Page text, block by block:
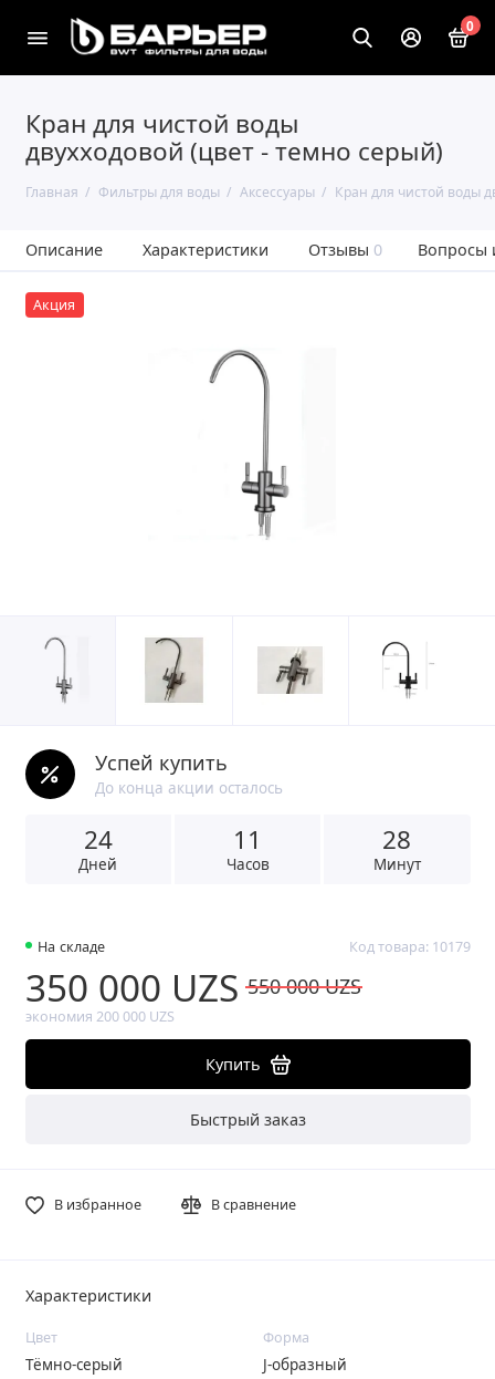
0
Кран для чистой воды
двухходовой (цвет - темно серый)
Главная Фильтры для воды Аксессуары Кран для чистой воды
Описание Характеристики Отзывы 0 Вопросы
Акция
Успей купить
До конца акции осталось
24
Дней
1 1
Часов
28
Минут
На складе Код товара: 10179
350 000 UZS 550 000 UZS
экономия 200 000 UZS
Купить
Быстрый заказ
В избранное В сравнение
Характеристики
Цвет
Тёмно-серый
Форма
J-образный